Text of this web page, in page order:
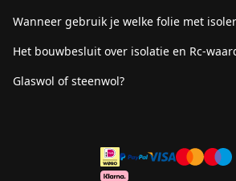
Wanneer gebruik je welke folie met
Het bouwbesluit over isolatie en Rc-
Glaswol of steenwol?